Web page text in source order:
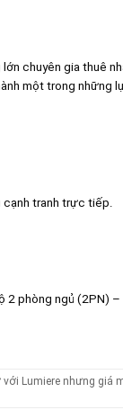
chuyên gia thuê
một trong những
tranh trực tiếp.
phòng ngủ (2PN) –
với Lumiere nhưng giá